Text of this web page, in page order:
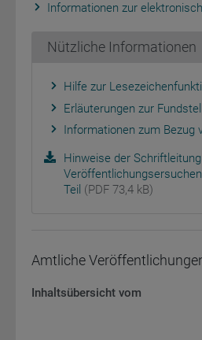
Informationen zur
Nützliche Informationen
Hilfe zur
Erläuterungen zur
Informationen zum Bezug
Hinweise der
Teil (PDF 73,4 kB)
Amtliche
Inhaltsübersicht vom